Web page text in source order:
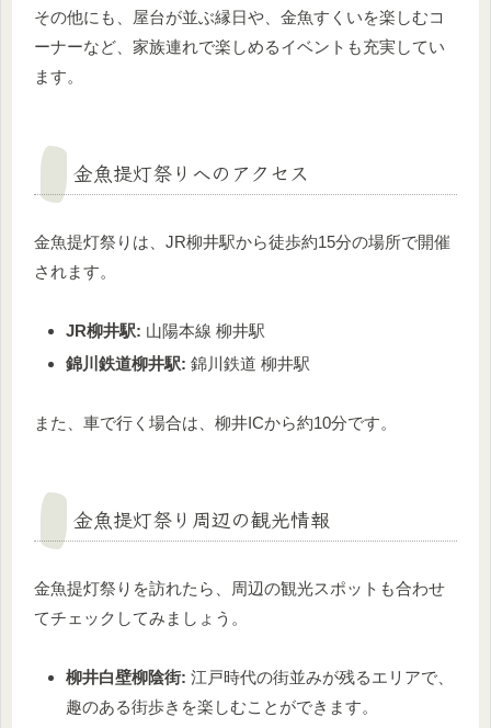
その他にも、屋台が並ぶ縁日や、金魚すくいを楽しむコ
ーナーなど、家族連れで楽しめるイベントも充実してい
ます。
金魚提灯祭りへのアクセス
金魚提灯祭りは、JR柳井駅から徒歩約15分の場所で開催
されます。
JR柳井駅: 山陽本線 柳井駅
錦川鉄道柳井駅: 錦川鉄道 柳井駅
また、車で行く場合は、柳井ICから約10分です。
金魚提灯祭り周辺の観光情報
金魚提灯祭りを訪れたら、周辺の観光スポットも合わせ
てチェックしてみましょう。
柳井白壁柳陰街: 江戸時代の街並みが残るエリアで、
趣のある街歩きを楽しむことができます。